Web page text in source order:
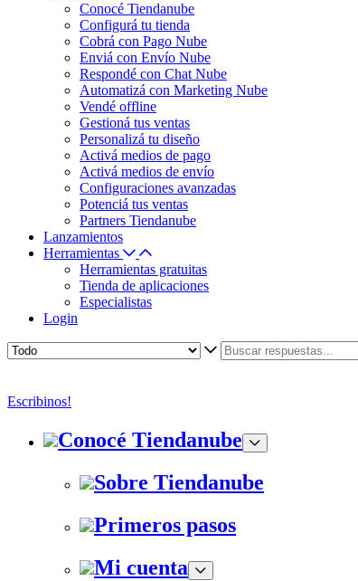
Conocé Tiendanube
Configurá tu tienda
Cobrá con Pago Nube
Enviá con Envío Nube
Respondé con Chat Nube
Automatizá con Marketing Nube
Vendé offline
Gestioná tus ventas
Personalizá tu diseño
Activá medios de pago
Activá medios de envío
Configuraciones avanzadas
Potenciá tus ventas
Partners Tiendanube
Lanzamientos
Herramientas
Herramientas gratuitas
Tienda de aplicaciones
Especialistas
Login
Escribinos!
Conocé Tiendanube
Sobre Tiendanube
Primeros pasos
Mi cuenta